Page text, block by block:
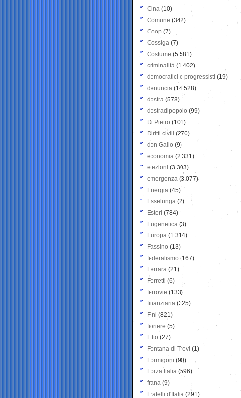
Cina (10)
Comune (342)
Coop (7)
Cossiga (7)
Costume (5.581)
criminalità (1.402)
democratici e progressisti (19)
denuncia (14.528)
destra (573)
destradipopolo (99)
Di Pietro (101)
Diritti civili (276)
don Gallo (9)
economia (2.331)
elezioni (3.303)
emergenza (3.077)
Energia (45)
Esselunga (2)
Esteri (784)
Eugenetica (3)
Europa (1.314)
Fassino (13)
federalismo (167)
Ferrara (21)
Ferretti (6)
ferrovie (133)
finanziaria (325)
Fini (821)
fioriere (5)
Fitto (27)
Fontana di Trevi (1)
Formigoni (90)
Forza Italia (596)
frana (9)
Fratelli d'Italia (291)